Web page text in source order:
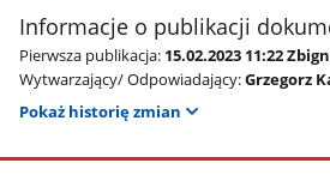
Informacje o publikacji
Pierwsza publikacja: 15.02.2023 11:22
Wytwarzający/ Odpowiadający:Grzegorz
Pokaż historię zmian